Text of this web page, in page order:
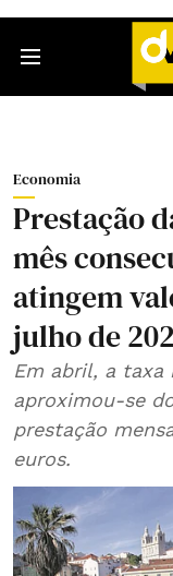
Economia
Prestação
mês
atingem
julho de
Em abril, a taxa
aproximou-se
prestação
euros.